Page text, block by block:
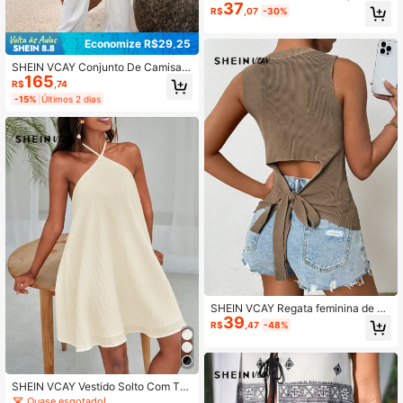
Economize R$29,25
SHEIN VCAY Conjunto De Camisa
De Manga Longa E Calça Feminina
- 2 Peças
R$165 ,74
-15% Últimos 2 dias
SHEIN VCAY Vestido Solto Com Tex
tura De Cor Sólida E Gola Halter
cal pescoço de cabresto
R$37 ,07 -30%
SHEIN VCAY Regata feminina de ve
rão em tricô de cor sólida com detal
he de laço nas costas e bainha assi
R$39 ,47 -48%